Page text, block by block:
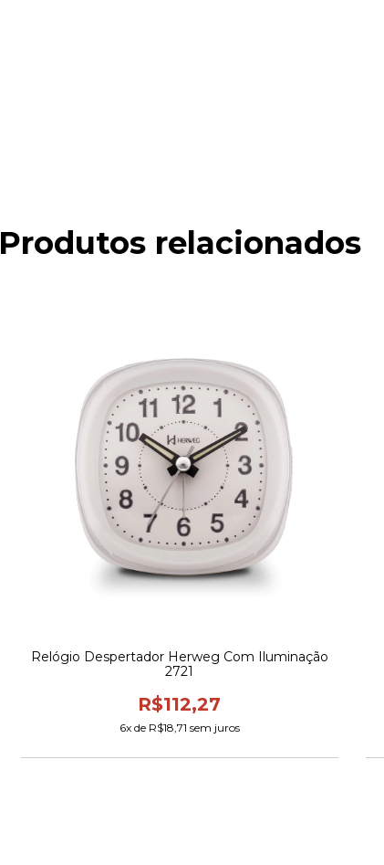
Produtos relacionados
Relógio Despertador Herweg Com Iluminação
2721
R$112,27
6x de R$18,71 sem juros